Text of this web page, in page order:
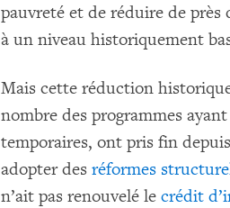
pauvreté et de réduire de
à un niveau historiquement
Mais cette réduction
nombre des programmes
temporaires, ont pris fin
adopter desréformes
n’ait pas renouvelé lecrédit